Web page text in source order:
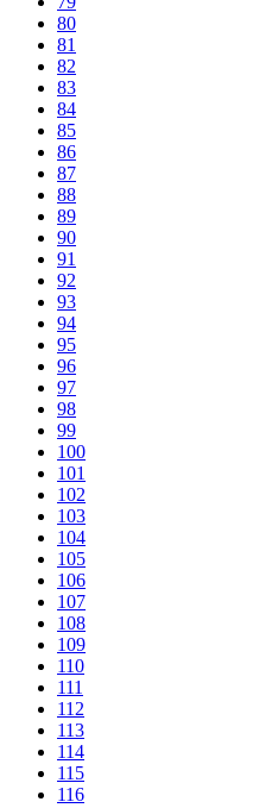
80
81
82
83
84
85
86
87
88
89
90
91
92
93
94
95
96
97
98
99
100
101
102
103
104
105
106
107
108
109
110
111
112
113
114
115
116